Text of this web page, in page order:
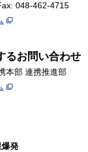
048-462-4715
るお問い合わせ
本部 連携推進部
爆発